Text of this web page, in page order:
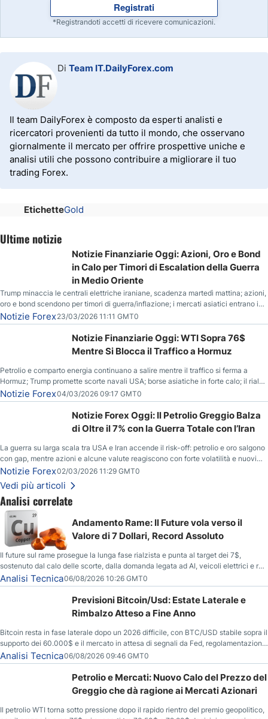
Registrati
*Registrandoti accetti di ricevere comunicazioni.
Di Team IT.DailyForex.com
Il team DailyForex è composto da esperti analisti e
ricercatori provenienti da tutto il mondo, che osservano
giornalmente il mercato per offrire prospettive uniche e
analisi utili che possono contribuire a migliorare il tuo
trading Forex.
EtichetteGold
Ultime notizie
Notizie Finanziarie Oggi: Azioni, Oro e Bond
in Calo per Timori di Escalation della Guerra
in Medio Oriente
Trump minaccia le centrali elettriche iraniane, scadenza martedì mattina; azioni,
oro e bond scendono per timori di guerra/inflazione; i mercati asiatici entrano in
correzione; il petrolio greggio resta stabile.
Notizie Forex23/03/2026 11:11 GMT0
Notizie Finanziarie Oggi: WTI Sopra 76$
Mentre Si Blocca il Traffico a Hormuz
Petrolio e comparto energia continuano a salire mentre il traffico si ferma a
Hormuz; Trump promette scorte navali USA; borse asiatiche in forte calo; il rialzo
del gas naturale mette pressione all’euro.
Notizie Forex04/03/2026 09:17 GMT0
Notizie Forex Oggi: Il Petrolio Greggio Balza
di Oltre il 7% con la Guerra Totale con l’Iran
La guerra su larga scala tra USA e Iran accende il risk-off: petrolio e oro salgono
con gap, mentre azioni e alcune valute reagiscono con forte volatilità e nuovi
livelli da monitorare.
Notizie Forex02/03/2026 11:29 GMT0
Vedi più articoli
Analisi correlate
Andamento Rame: Il Future vola verso il
Valore di 7 Dollari, Record Assoluto
Il future sul rame prosegue la lunga fase rialzista e punta al target dei 7$,
sostenuto dal calo delle scorte, dalla domanda legata ad AI, veicoli elettrici e reti
energetiche, e dai timori di deficit produttivo dal 2028.
Analisi Tecnica06/08/2026 10:26 GMT0
Previsioni Bitcoin/Usd: Estate Laterale e
Rimbalzo Atteso a Fine Anno
Bitcoin resta in fase laterale dopo un 2026 difficile, con BTC/USD stabile sopra il
supporto dei 60.000$ e il mercato in attesa di segnali da Fed, regolamentazione
USA ed elezioni di medio termine.
Analisi Tecnica06/08/2026 09:46 GMT0
Petrolio e Mercati: Nuovo Calo del Prezzo del
Greggio che dà ragione ai Mercati Azionari
Il petrolio WTI torna sotto pressione dopo il rapido rientro del premio geopolitico,